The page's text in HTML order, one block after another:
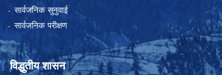
सार्वजनिक सुनुवाई
सार्वजनिक परीक्षण
विद्धुतीय शासन